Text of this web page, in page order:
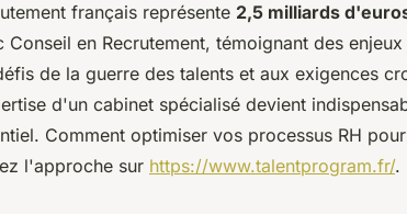
français représente 2,5 milliards
Conseil en Recrutement, témoignant des
de la guerre des talents et aux exigences
d'un cabinet spécialisé devient
Comment optimiser vos processus RH
l'approche sur https://www.talentprogram.fr/.